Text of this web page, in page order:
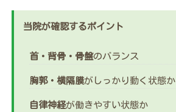
当院が確認するポイント
首・背骨・骨盤のバランス
胸郭・横隔膜がしっかり動く状態か
自律神経が働きやすい状態か